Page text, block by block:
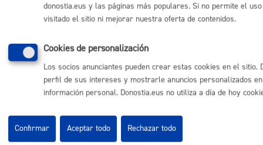
donostia.eus y las páginas más populares. Si no permite el
visitado el sitio ni mejorar nuestra oferta de contenidos.
Cookies de personalización
Los socios anunciantes pueden crear estas cookies en el
perfil de sus intereses y mostrarle anuncios personalizados
información personal. Donostia.eus no utiliza a día de hoy
Rechazar todo
Confirmar Aceptar todo